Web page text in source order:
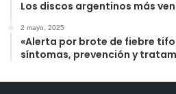
Los discos argentinos más
2 mayo, 2025
«Alerta por brote de fiebre
síntomas, prevención y